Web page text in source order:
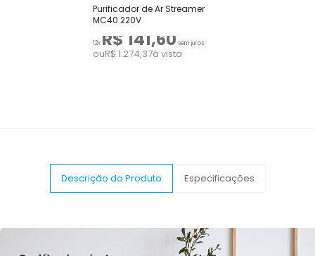
Purificador de Ar Streamer
MC40 220V
12x R$ 141,60 sem juros
ou R$ 1.274,37à vista
Descrição do Produto Especificações